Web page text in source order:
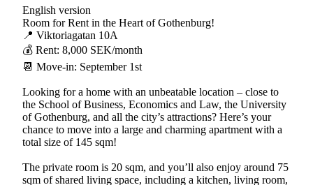
English version
Room for Rent in the Heart of Gothenburg!
📍 Viktoriagatan 10A
💰 Rent: 8,000 SEK/month
📆 Move-in: September 1st
Looking for a home with an unbeatable location – close to
the School of Business, Economics and Law, the University
of Gothenburg, and all the city’s attractions? Here’s your
chance to move into a large and charming apartment with a
total size of 145 sqm!
The private room is 20 sqm, and you’ll also enjoy around 75
sqm of shared living space, including a kitchen, living room,